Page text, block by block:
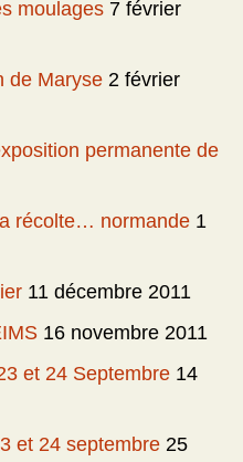
moulages 7 février
de Maryse 2 février
permanente de
récolte… normande 1
11 décembre 2011
16 novembre 2011
et 24 Septembre 14
et 24 septembre 25